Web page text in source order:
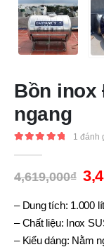
Bồn inox
ngang
1 đánh
4,619,000₫
– Dung tích: 1.000 lít
– Chất liệu: Inox
– Kiểu dáng: Nằm